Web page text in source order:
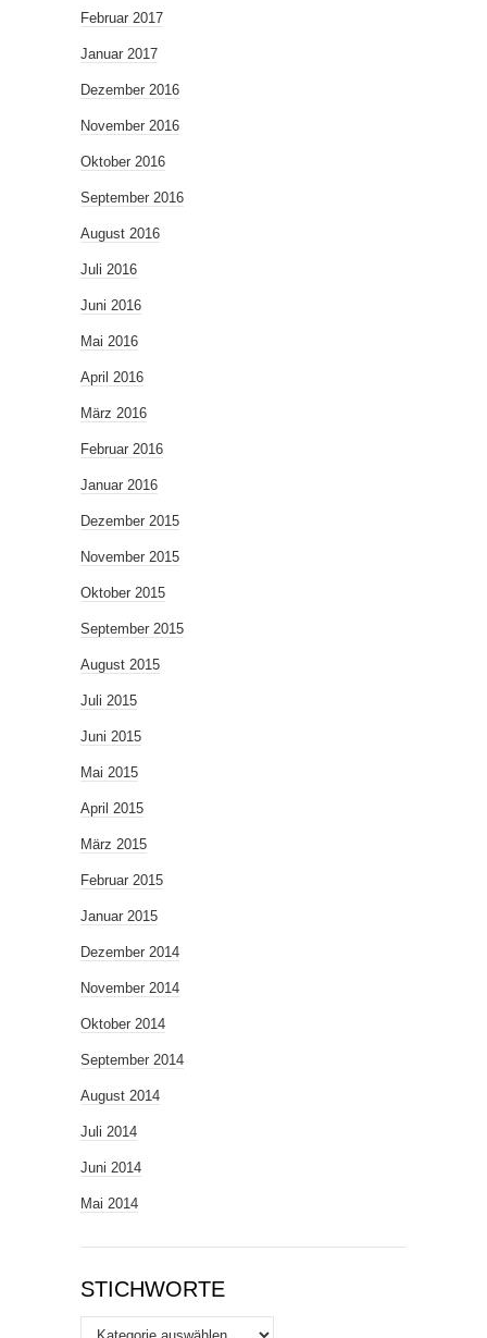
Februar 2017
Januar 2017
Dezember 2016
November 2016
Oktober 2016
September 2016
August 2016
Juli 2016
Juni 2016
Mai 2016
April 2016
März 2016
Februar 2016
Januar 2016
Dezember 2015
November 2015
Oktober 2015
September 2015
August 2015
Juli 2015
Juni 2015
Mai 2015
April 2015
März 2015
Februar 2015
Januar 2015
Dezember 2014
November 2014
Oktober 2014
September 2014
August 2014
Juli 2014
Juni 2014
Mai 2014
STICHWORTE
Stichworte